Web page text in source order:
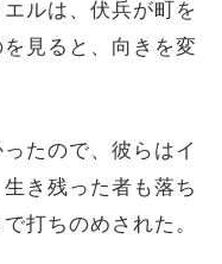
ルは、伏兵が町を
見ると、向きを変
たので、彼らはイ
き残った者も落ち
打ちのめされた。